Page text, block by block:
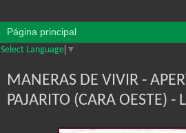
Select Language ▼
MANERAS DE VIVIR -
PAJARITO (CARA OESTE) -